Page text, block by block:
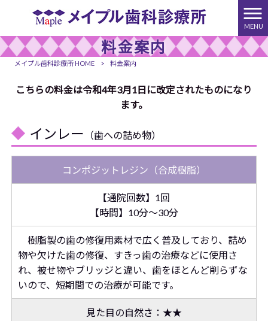
MENU
料金案内
メイプル歯科診療所 HOME > 料金案内
こちらの料金は令和4年3月1日に改定されたものになり
ます。
インレー （歯への詰め物）
コンポジットレジン（合成樹脂）
【通院回数】1回
【時間】10分～30分
樹脂製の歯の修復用素材で広く普及しており、詰め
物や欠けた歯の修復、すきっ歯の治療などに使用さ
れ、被せ物やブリッジと違い、歯をほとんど削らずな
いので、短期間での治療が可能です。
見た目の自然さ：★★